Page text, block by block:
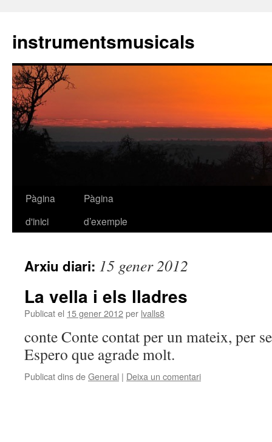
instrumentsmusicals
Vés
Pàgina
d'inici
Pàgina
d’exemple
Arxiu diari: 15 gener 2012
La vella i els lladres
Publicat el 15 gener 2012per lvalls8
conte Conte contat per un mateix, per
Espero que agrade molt.
Publicat dins deGeneral | Deixa un comentari